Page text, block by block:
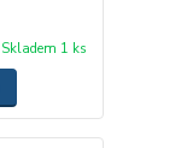
Skladem 1 ks